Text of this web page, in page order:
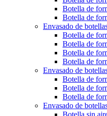
Botella de
Botella de
Envasado de
Botella de
Botella de
Botella de
Botella de
Envasado de
Botella de
Botella de
Botella de
Envasado de
Botella sin